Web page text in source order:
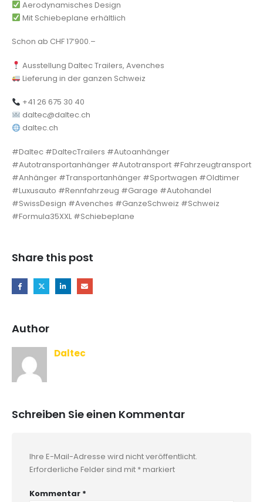
Aerodynamisches Design
Mit Schiebeplane erhältlich
Schon ab CHF 17’900.–
Ausstellung Daltec Trailers, Avenches
Lieferung in der ganzen Schweiz
+41 26 675 30 40
daltec@daltec.ch
daltec.ch
#Daltec #DaltecTrailers #Autoanhänger
#Autotransportanhänger #Autotransport #Fahrzeugtransport
#Anhänger #Transportanhänger #Sportwagen #Oldtimer
#Luxusauto #Rennfahrzeug #Garage #Autohandel
#SwissDesign #Avenches #GanzeSchweiz #Schweiz
#Formula35XXL #Schiebeplane
Share this post
Author
Daltec
Schreiben Sie einen Kommentar
Ihre E-Mail-Adresse wird nicht veröffentlicht.
Erforderliche Felder sind mit *markiert
Kommentar *